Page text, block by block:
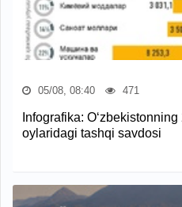
05/08, 08:40 471
Infografika:
oylaridagi tashqi savdosi